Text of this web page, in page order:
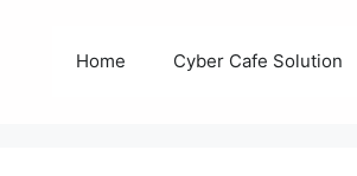
Home Cyber Cafe Solution